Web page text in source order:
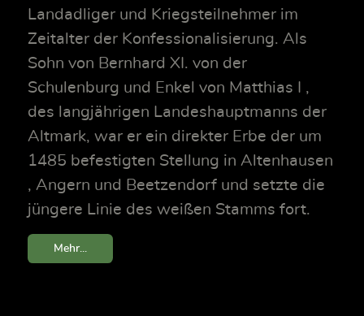
Landadliger und Kriegsteilnehmer im
Zeitalter der Konfessionalisierung. Als
Sohn von Bernhard XI. von der
Schulenburg und Enkel von Matthias I ,
des langjährigen Landeshauptmanns der
Altmark, war er ein direkter Erbe der um
1485 befestigten Stellung in Altenhausen
, Angern und Beetzendorf und setzte die
jüngere Linie des weißen Stamms fort.
Mehr...